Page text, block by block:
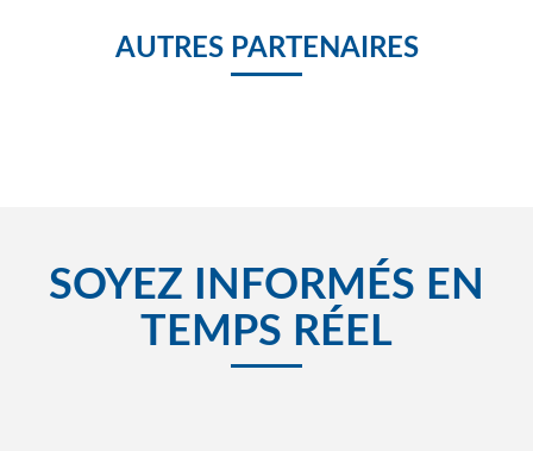
AUTRES PARTENAIRES
SOYEZ INFORMÉS EN
TEMPS RÉEL